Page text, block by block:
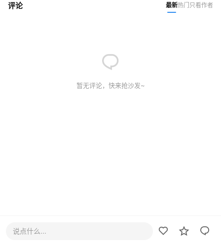
评论 最新热门 只看作者
暂无评论，快来抢沙发~
说点什么...